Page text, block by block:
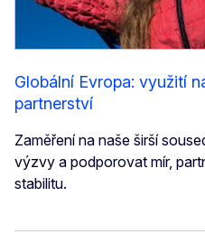
Globální Evropa: využití
partnerství
Zaměření na naše širší
výzvy a podporovat mír,
stabilitu.